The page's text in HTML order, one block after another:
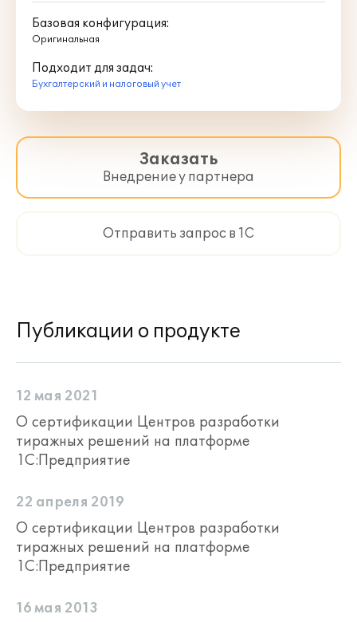
Базовая конфигурация:
Оригинальная
Подходит для задач:
Бухгалтерский и налоговый учет
Заказать
Внедрение у партнера
Отправить запрос в 1С
Публикации о продукте
12 мая 2021
О сертификации Центров разработки
тиражных решений на платформе
1С:Предприятие
22 апреля 2019
О сертификации Центров разработки
тиражных решений на платформе
1С:Предприятие
16 мая 2013